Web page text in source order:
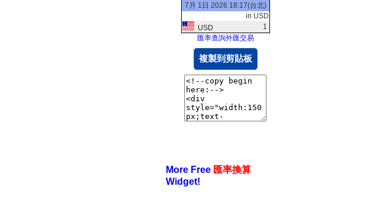
7月 1日 2026 18:17(台北)
in USD
USD
1
匯率查詢外匯交易
複製到剪貼板
More Free 匯率換算
Widget!